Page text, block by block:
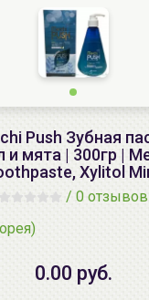
Push Зубная
и мята | 300гр |
Xylitol
/ 0 отзывов
0.00 руб.